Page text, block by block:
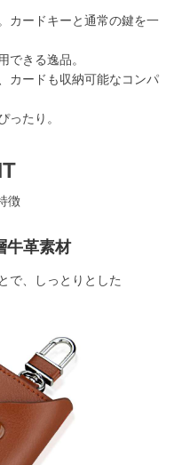
カードキーと通常の鍵を一
できる逸品。
カードも収納可能なコンパ
ったり。
徴
牛革素材
で、しっとりとした